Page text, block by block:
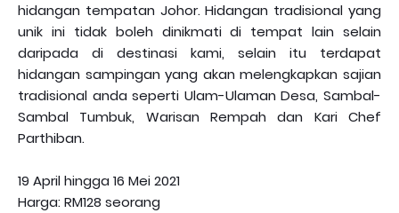
hidangan tempatan Johor. Hidangan tradisional yang
unik ini tidak boleh dinikmati di tempat lain selain
daripada di destinasi kami, selain itu terdapat
hidangan sampingan yang akan melengkapkan sajian
tradisional anda seperti Ulam-Ulaman Desa, Sambal-
Sambal Tumbuk, Warisan Rempah dan Kari Chef
Parthiban.
19 April hingga 16 Mei 2021
Harga: RM128 seorang